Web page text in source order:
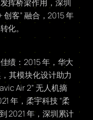
挥桥梁作用，深圳
客” 融合，2015 年
化。
绩：2015 年，华大
其模块化设计助力
Air 2” 无人机摘
年，柔宇科技 “柔
2021 年，深圳累计